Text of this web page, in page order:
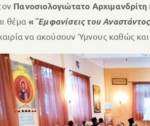
Πανοσιολογιώτατο
θέμα «¨Εμφανίσεις του
να ακούσουν Ύμνους καθώς